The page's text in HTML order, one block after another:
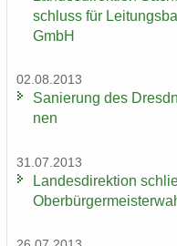
schluss für
GmbH
02.08.2013
Sa­nie­rung des
nen
31.07.2013
Lan­des­di­rek­ti­on